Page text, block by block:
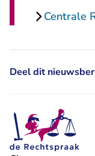
Centrale
Deel dit